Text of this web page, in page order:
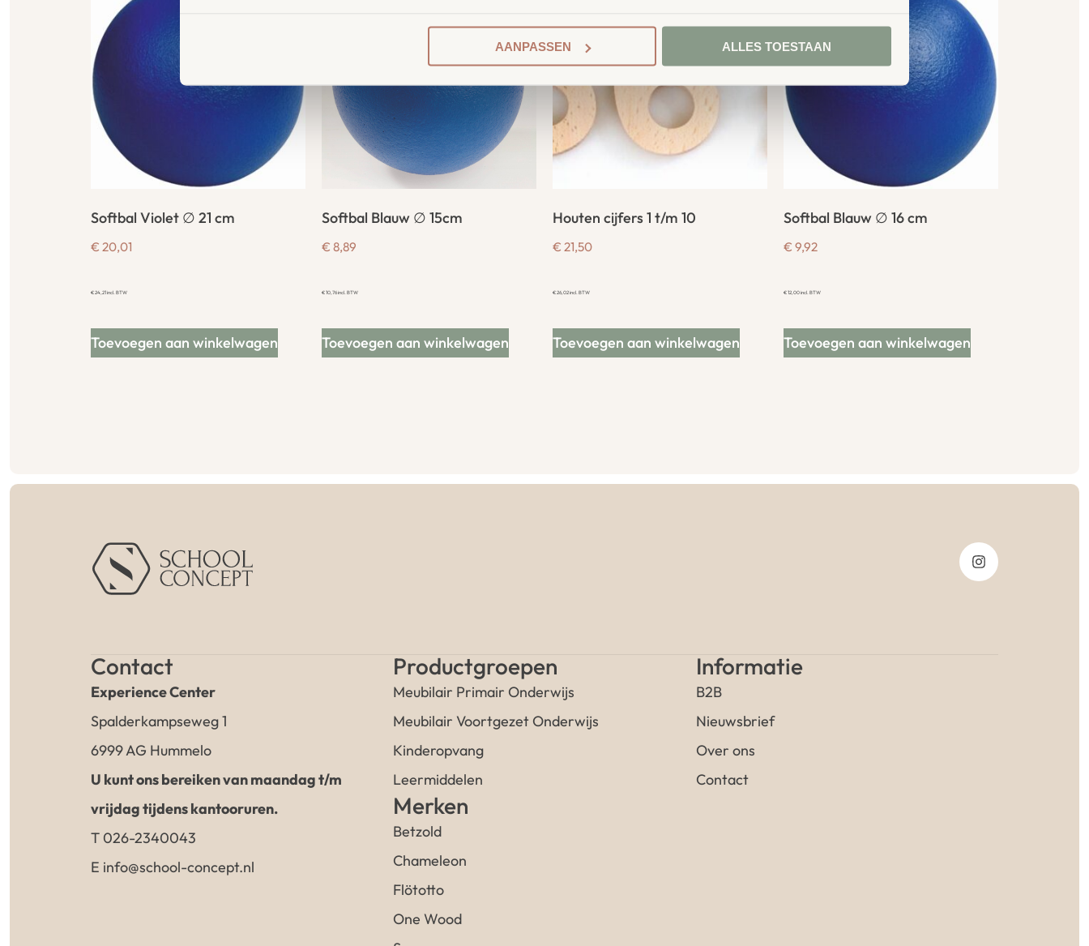
AANPASSEN ALLES TOESTAAN
Softbal Violet ∅ 21 cm
€ 20,01
€24,21incl. BTW
Toevoegen aan winkelwagen
Softbal Blauw ∅ 15cm
€ 8,89
€10,76incl. BTW
Toevoegen aan winkelwagen
Houten cijfers 1 t/m 10
€ 21,50
€26,02incl. BTW
Toevoegen aan winkelwagen
Softbal Blauw ∅ 16 cm
€ 9,92
€12,00incl. BTW
Toevoegen aan winkelwagen
Contact
Experience Center
Spalderkampseweg 1
6999 AG Hummelo
U kunt ons bereiken van maandag t/m
vrijdag tijdens kantooruren.
T 026-2340043
E info@school-concept.nl
Productgroepen
Meubilair Primair Onderwijs
Meubilair Voortgezet Onderwijs
Kinderopvang
Leermiddelen
Merken
Betzold
Chameleon
Flötotto
One Wood
Informatie
B2B
Nieuwsbrief
Over ons
Contact